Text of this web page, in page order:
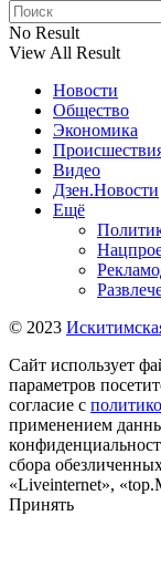
No Result
View All Result
Новости
Общество
Экономика
Видео
Дзен.Новости
Ещё
© 2023
Сайт использует
параметров
согласие с
применением
сбора
«Liveinternet»,
Принять